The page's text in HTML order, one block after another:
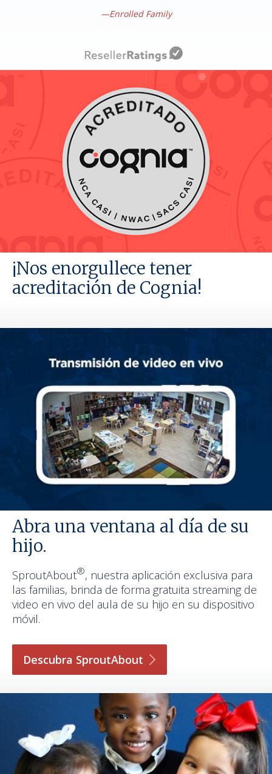
Enrolled Family
¡Nos enorgullece tener
acreditación de Cognia!
Abra una ventana al día de su
hijo.
SproutAbout®, nuestra aplicación exclusiva para
las familias, brinda de forma gratuita streaming de
video en vivo del aula de su hijo en su dispositivo
móvil.
Descubra SproutAbout